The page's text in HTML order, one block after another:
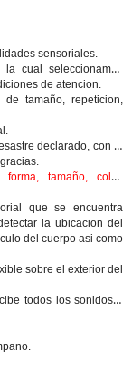
sensoriales.
cual seleccionamos
de atencion.
de tamaño, repeticion,
declarado, con el
forma, tamaño, color,
que se encuentra
la ubicacion del
del cuerpo asi como
sobre el exterior del
todos los sonidos y